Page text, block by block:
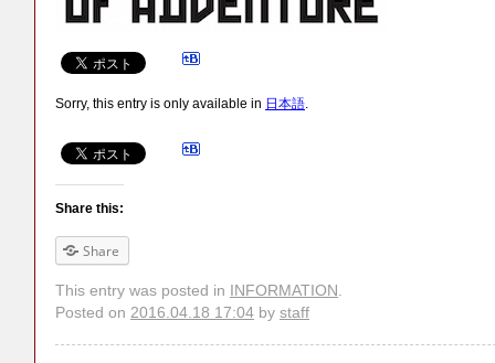
Sorry, this entry is only available in 日本語.
Share this:
Share
This entry was posted in INFORMATION.
Posted on 2016.04.18 17:04 by staff